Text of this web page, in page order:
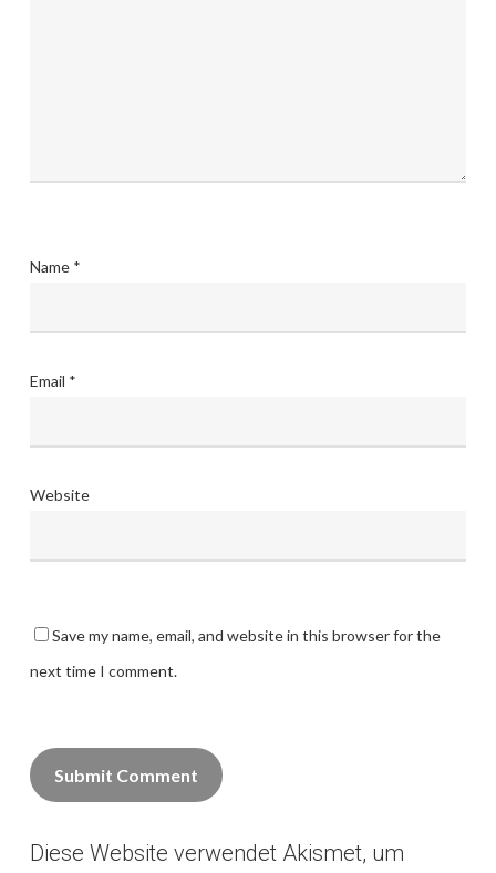
Name *
Email *
Website
Save my name, email, and website in this browser for the
next time I comment.
Alternative:
Diese Website verwendet Akismet, um